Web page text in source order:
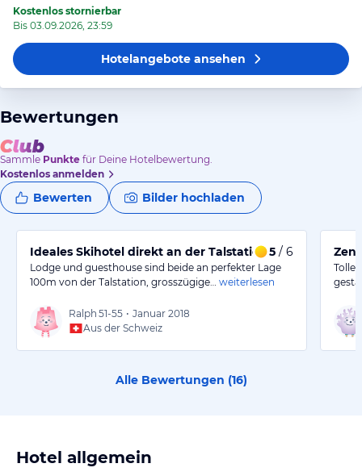
Kostenlos stornierbar
Bis 03.09.2026, 23:59
Hotelangeboteansehen
Bewertungen
Sammle Punkte für Deine Hotelbewertung.
Kostenlos anmelden
Bewerten Bilder hochladen
Ideales Skihotel direkt an der Talstation5 / 6
Lodge und guesthouse sind beide an perfekter Lage
100m von der Talstation, grosszügige…
weiterlesen
Ralph 51-55 • Januar 2018
Aus der Schweiz
Tolle
Alle Bewertungen (16)
Hotel allgemein